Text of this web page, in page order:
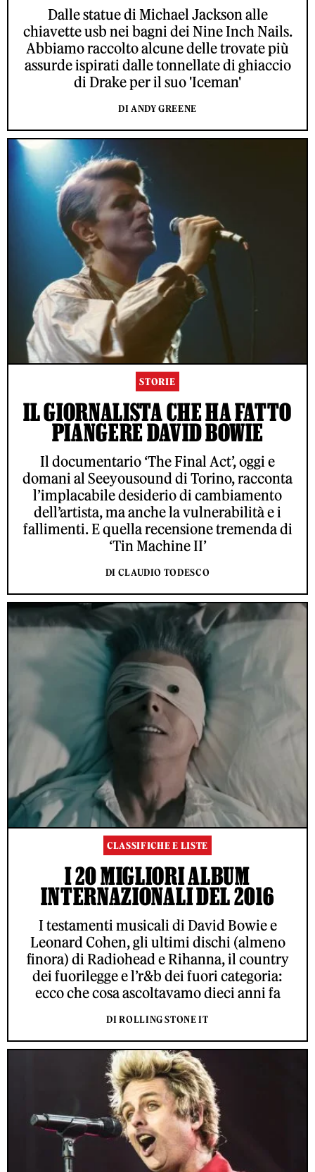
Dalle statue di Michael Jackson alle
chiavette usb nei bagni dei Nine Inch Nails.
Abbiamo raccolto alcune delle trovate più
assurde ispirati dalle tonnellate di ghiaccio
di Drake per il suo 'Iceman'
DI ANDY GREENE
STORIE
IL GIORNALISTA CHE HA FATTO
PIANGERE DAVID BOWIE
Il documentario ‘The Final Act’, oggi e
domani al Seeyousound di Torino, racconta
l’implacabile desiderio di cambiamento
dell’artista, ma anche la vulnerabilità e i
fallimenti. E quella recensione tremenda di
‘Tin Machine II’
DI CLAUDIO TODESCO
CLASSIFICHE E LISTE
I 20 MIGLIORI ALBUM
INTERNAZIONALI DEL 2016
I testamenti musicali di David Bowie e
Leonard Cohen, gli ultimi dischi (almeno
finora) di Radiohead e Rihanna, il country
dei fuorilegge e l’r&b dei fuori categoria:
ecco che cosa ascoltavamo dieci anni fa
DI ROLLING STONE IT